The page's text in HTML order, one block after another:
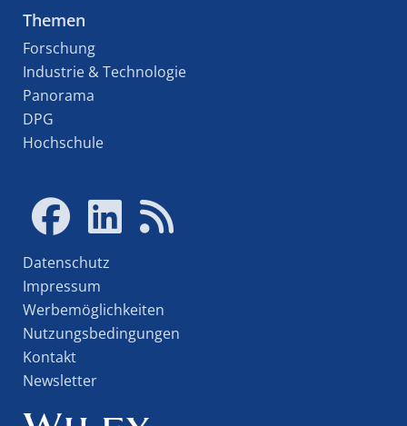
Themen
Forschung
Industrie & Technologie
Panorama
DPG
Hochschule
Datenschutz
Impressum
Werbemöglichkeiten
Nutzungsbedingungen
Kontakt
Newsletter